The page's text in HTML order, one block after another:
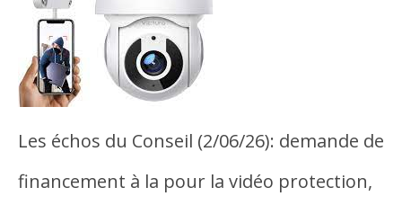
Les échos du Conseil (2/06/26): demande de
financement à la pour la vidéo protection,